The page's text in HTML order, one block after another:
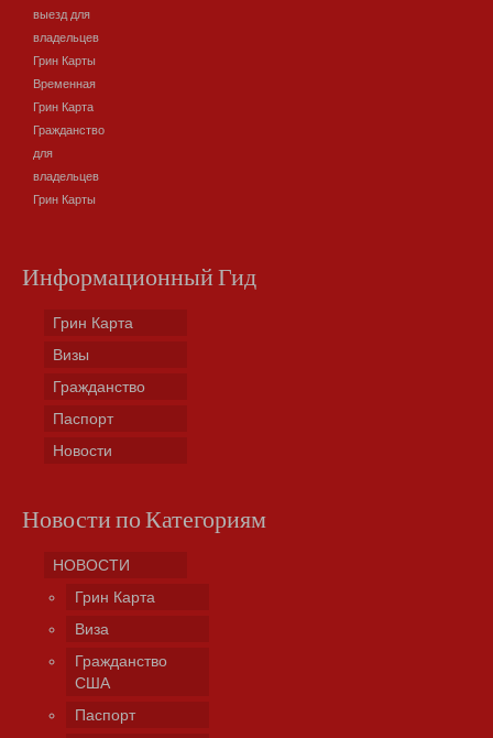
выезд для
владельцев
Грин Карты
Временная
Грин Карта
Гражданство
для
владельцев
Грин Карты
Информационный Гид
Грин Карта
Визы
Гражданство
Паспорт
Новости
Новости по Категориям
НОВОСТИ
Грин Карта
Виза
Гражданство
США
Паспорт